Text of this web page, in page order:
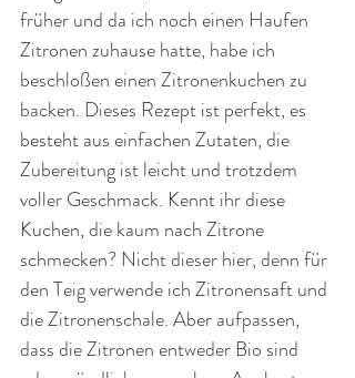
früher und da ich noch einen Haufen
Zitronen zuhause hatte, habe ich
beschloßen einen Zitronenkuchen zu
backen. Dieses Rezept ist perfekt, es
besteht aus einfachen Zutaten, die
Zubereitung ist leicht und trotzdem
voller Geschmack. Kennt ihr diese
Kuchen, die kaum nach Zitrone
schmecken? Nicht dieser hier, denn für
den Teig verwende ich Zitronensaft und
die Zitronenschale. Aber aufpassen,
dass die Zitronen entweder Bio sind